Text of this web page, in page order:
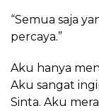
“Semua saja
percaya.”
Aku hanya
Aku sangat
Sinta. Aku